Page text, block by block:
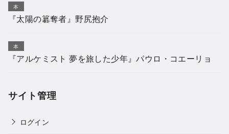
本
『太陽の簒奪者』野尻抱介
本
『アルケミスト 夢を旅した少年』パウロ・コエーリョ
サイト管理
ログイン